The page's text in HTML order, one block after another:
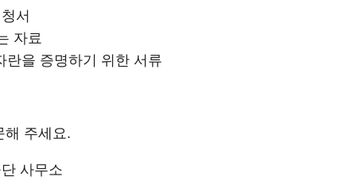
서
자료
란을 증명하기 위한 서류
해 주세요.
사무소